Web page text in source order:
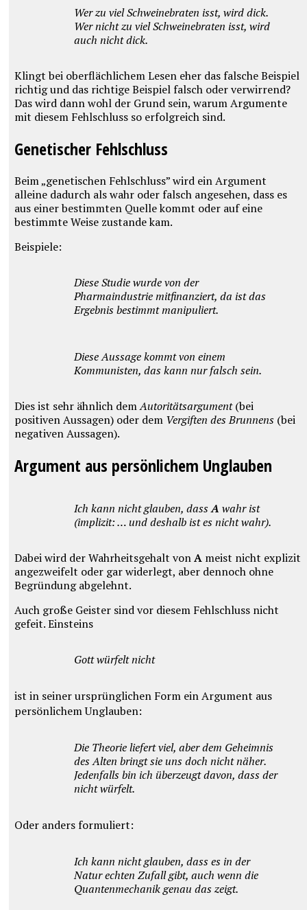
Wer zu viel Schweinebraten isst, wird dick.
Wer nicht zu viel Schweinebraten isst, wird
auch nicht dick.
Klingt bei oberflächlichem Lesen eher das falsche Beispiel
richtig und das richtige Beispiel falsch oder verwirrend?
Das wird dann wohl der Grund sein, warum Argumente
mit diesem Fehlschluss so erfolgreich sind.
Genetischer Fehlschluss
Beim „genetischen Fehlschluss” wird ein Argument
alleine dadurch als wahr oder falsch angesehen, dass es
aus einer bestimmten Quelle kommt oder auf eine
bestimmte Weise zustande kam.
Beispiele:
Diese Studie wurde von der
Pharmaindustrie mitfinanziert, da ist das
Ergebnis bestimmt manipuliert.
Diese Aussage kommt von einem
Kommunisten, das kann nur falsch sein.
Dies ist sehr ähnlich demAutoritätsargument(bei
positiven Aussagen) oder dem Vergiften des Brunnens(bei
negativen Aussagen).
Argument aus persönlichem Unglauben
Ich kann nicht glauben, dassA wahr ist
(implizit: … und deshalb ist es nicht wahr).
Dabei wird der Wahrheitsgehalt vonAmeist nicht explizit
angezweifelt oder gar widerlegt, aber dennoch ohne
Begründung abgelehnt.
Auch große Geister sind vor diesem Fehlschluss nicht
gefeit. Einsteins
Gott würfelt nicht
ist in seiner ursprünglichen Form ein Argument aus
persönlichem Unglauben:
Die Theorie liefert viel, aber dem Geheimnis
des Alten bringt sie uns doch nicht näher.
Jedenfalls bin ich überzeugt davon, dass der
nicht würfelt.
Oder anders formuliert:
Ich kann nicht glauben, dass es in der
Natur echten Zufall gibt, auch wenn die
Quantenmechanik genau das zeigt.